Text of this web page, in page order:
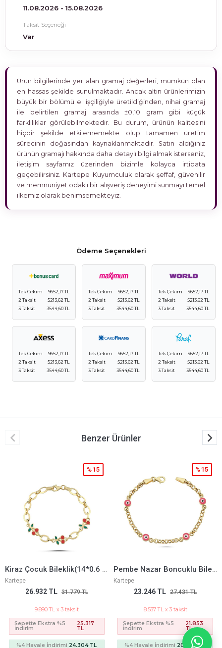
11.08.2026 - 15.08.2026
Taksit Seçeneği
Var
Ürün bilgilerinde yer alan gramaj değerleri, mümkün olan
en hassas şekilde sunulmaktadır. Ancak altın ürünlerimizin
büyük bir bölümü el işçiliğiyle üretildiğinden, nihai gramaj
ile belirtilen gramaj arasında ±0,10 gram gibi küçük
farklılıklar görülebilmektedir. Bu durum, ürünün kalitesini
hiçbir şekilde etkilememekte olup tamamen üretim
sürecinin doğasından kaynaklanmaktadır. Satın aldığınız
ürünün gramajı hakkında daha detaylı bilgi almak isterseniz,
iletişim sayfamız üzerinden bizimle kolayca irtibata
geçebilirsiniz. Kartepe Kuyumculuk olarak şeffaf, güvenilir
ve memnuniyet odaklı bir alışveriş deneyimi sunmayı temel
ilkemiz olarak benimsemekteyiz.
Ödeme Seçenekleri
Tek Çekim
9652,17 TL
2 Taksit
5213,62 TL
3 Taksit
3544,60 TL
Tek Çekim
9652,17 TL
2 Taksit
5213,62 TL
3 Taksit
3544,60 TL
Tek Çekim
9652,17 TL
2 Taksit
5213,62 TL
3 Taksit
3544,60 TL
Tek Çekim
9652,17 TL
2 Taksit
5213,62 TL
3 Taksit
3544,60 TL
Tek Çekim
9652,17 TL
2 Taksit
5213,62 TL
3 Taksit
3544,60 TL
Tek Çekim
9652,17 TL
2 Taksit
5213,62 TL
3 Taksit
3544,60 TL
Benzer Ürünler
Kiraz Çocuk Bileklik(14*0.6 Cm)
Kartepe
26.932 TL 31.779 TL
%15
9.890 TL x 3 taksit
Sepette Ekstra %5
İndirim
25.317
TL
%4 Havale İndirimi 24.304 TL
Pembe Nazar Boncuklu Bileklik
Kartepe
23.246 TL 27.431 TL
%15
8.537 TL x 3 taksit
Sepette Ekstra %5
İndirim
21.853
TL
%4 Havale İndirimi 20.979 TL